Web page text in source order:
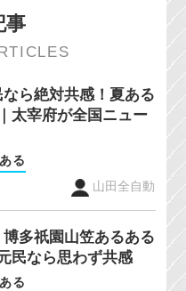
事
ら絶対共感！夏ある
太宰府が全国ニュー
る
山田全自動
博多祇園山笠あるある
民なら思わず共感
る